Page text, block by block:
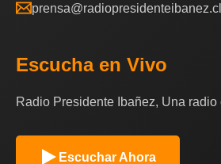
prensa@radiopresidenteibanez.cl
Escucha en Vivo
Radio Presidente Ibañez, Una radio
Escuchar Ahora